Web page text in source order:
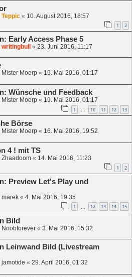
Teppic « 10. August 2016, 18:57
1 2
Early Access Phase 5
writingbull « 23. Juni 2016, 11:17
Mister Moerp « 19. Mai 2016, 01:17
Wünsche und Feedback
Mister Moerp « 19. Mai 2016, 01:17
1 … 10 11 12 13
Börse
Mister Moerp « 16. Mai 2016, 19:52
4 ! mit TS
Zhaadoom « 14. Mai 2016, 11:23
1 2
Preview Let's Play und
marek « 4. Mai 2016, 19:35
1 12 13 14 15
Bild
Noobforever « 3. Mai 2016, 15:32
Leinwand Bild (Livestream
jamotide « 29. April 2016, 01:32